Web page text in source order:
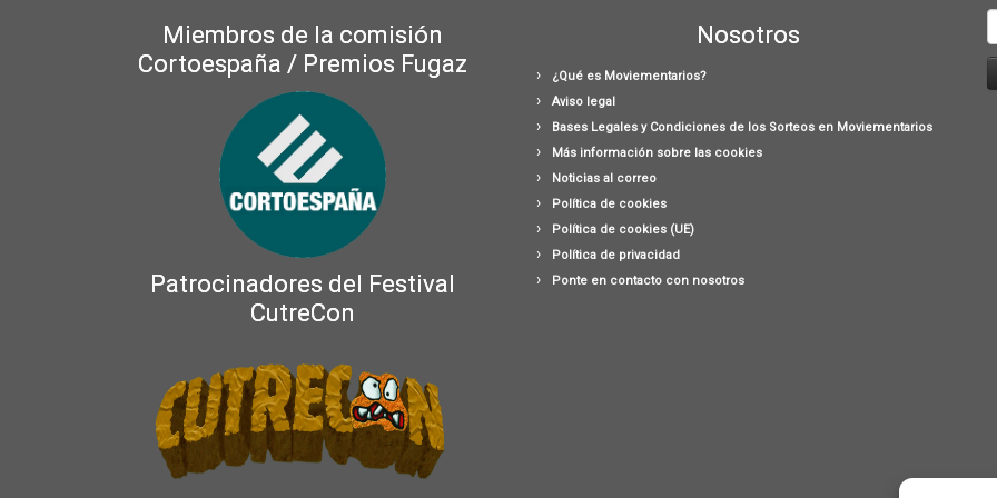
Miembros de la comisión
Cortoespaña / Premios Fugaz
Patrocinadores del Festival
CutreCon
Nosotros
¿Qué es Moviementarios?
Aviso legal
Bases Legales y Condiciones de los Sorteos en Moviementarios
Más información sobre las cookies
Noticias al correo
Política de cookies
Política de cookies (UE)
Política de privacidad
Ponte en contacto con nosotros